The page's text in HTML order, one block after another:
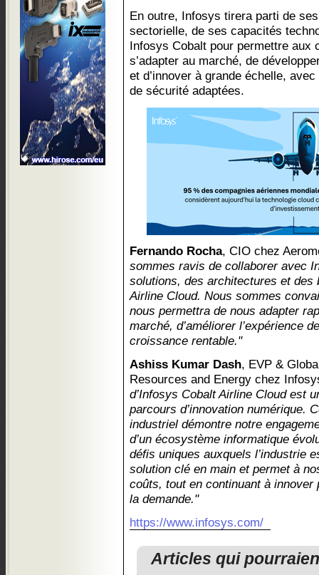
En outre, Infosys tirera parti de
sectorielle, de ses capacités
Infosys Cobalt pour permettre aux
s’adapter au marché, de
et d’innover à grande échelle,
de sécurité adaptées.
Fernando Rocha, CIO chez
sommes ravis de collaborer avec
solutions, des architectures et des
Airline Cloud. Nous sommes
nous permettra de nous adapter
marché, d’améliorer l’expérience
croissance rentable."
Ashiss Kumar Dash, EVP &
Resources and Energy chez
d’Infosys Cobalt Airline Cloud est
parcours d’innovation numérique.
industriel démontre notre
d’un écosystème informatique
défis uniques auxquels l’industrie
solution clé en main et permet à
coûts, tout en continuant à innover
la demande."
https://www.infosys.com/
Articles qui